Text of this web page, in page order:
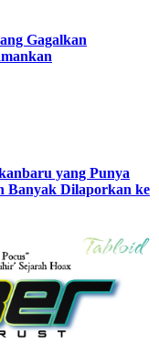
Gagalkan
yang Punya
Banyak Dilaporkan ke